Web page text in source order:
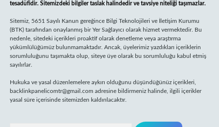
tesadüfidir. Sitemizdeki bilgiler taslak halindedir ve tavsiye niteliği taşımazlar.
Sitemiz, 5651 Sayılı Kanun gereğince Bilgi Teknolojileri ve İletişim Kurumu
(BTK) tarafından onaylanmış bir Yer Sağlayıcı olarak hizmet vermektedir. Bu
nedenle, sitedeki içerikleri proaktif olarak denetleme veya araştırma
yükümlülüğümüz bulunmamaktadır. Ancak, üyelerimiz yazdıkları içeriklerin
sorumluluğunu taşımakta olup, siteye üye olarak bu sorumluluğu kabul etmiş
sayılırlar.
Hukuka ve yasal düzenlemelere aykırı olduğunu düşündüğünüz içerikleri,
backlinkpanelicomtr@gmail.com adresine bildirmeniz halinde, ilgili içerikler
yasal süre içerisinde sitemizden kaldırılacaktır.